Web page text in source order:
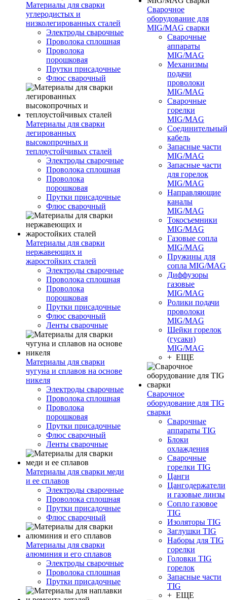
Материалы для сварки
углеродистых и
низколегированных сталей
Электроды сварочные
Проволока сплошная
Проволока
порошковая
Прутки присадочные
Флюс сварочный
Материалы для сварки
легированных
высокопрочных и
теплоустойчивых сталей
Электроды сварочные
Проволока сплошная
Проволока
порошковая
Прутки присадочные
Флюс сварочный
Материалы для сварки
нержавеющих и
жаростойких сталей
Электроды сварочные
Проволока сплошная
Проволока
порошковая
Прутки присадочные
Флюс сварочный
Ленты сварочные
Материалы для сварки
чугуна и сплавов на основе
никеля
Электроды сварочные
Проволока сплошная
Проволока
порошковая
Прутки присадочные
Флюс сварочный
Ленты сварочные
Материалы для сварки меди
и ее сплавов
Электроды сварочные
Проволока сплошная
Прутки присадочные
Флюс сварочный
Материалы для сварки
алюминия и его сплавов
Электроды сварочные
Проволока сплошная
Прутки присадочные
Сварочное
оборудование для
MIG/MAG сварки
Сварочные
аппараты
MIG/MAG
Механизмы
подачи
проволоки
MIG/MAG
Сварочные
горелки
MIG/MAG
Соединительный
кабель
Запасные части
MIG/MAG
Запасные части
для горелок
MIG/MAG
Направляющие
каналы
MIG/MAG
Токосъемники
MIG/MAG
Газовые сопла
MIG/MAG
Пружины для
сопла MIG/MAG
Диффузоры
газовые
MIG/MAG
Ролики подачи
проволоки
MIG/MAG
Шейки горелок
(гусаки)
MIG/MAG
+ ЕЩЕ
Сварочное
оборудование для TIG
сварки
Сварочные
аппараты TIG
Блоки
охлаждения
Сварочные
горелки TIG
Цанги
Цангодержатели
и газовые линзы
Сопло газовое
TIG
Изоляторы TIG
Заглушки TIG
Наборы для TIG
горелки
Головки TIG
горелок
Запасные части
TIG
+ ЕЩЕ